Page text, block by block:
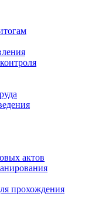
актов
прохождения